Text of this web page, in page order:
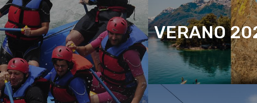
VERANO